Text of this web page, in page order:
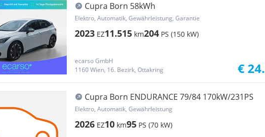
Cupra Born 58kWh
Elektro, Automatik, Gewährleistung, Garantie
2023 EZ11.515 km204 PS (150 kW)
ecarso GmbH
1160 Wien, 16. Bezirk, Ottakring
€
Cupra Born ENDURANCE 79/84 170kW/231PS
Elektro, Automatik, Gewährleistung
2026 EZ10 km95 PS (70 kW)